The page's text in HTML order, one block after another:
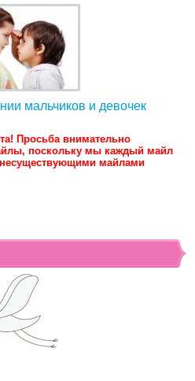
мальчиков и девочек
Просьба внимательно
поскольку мы каждый майл
майлами